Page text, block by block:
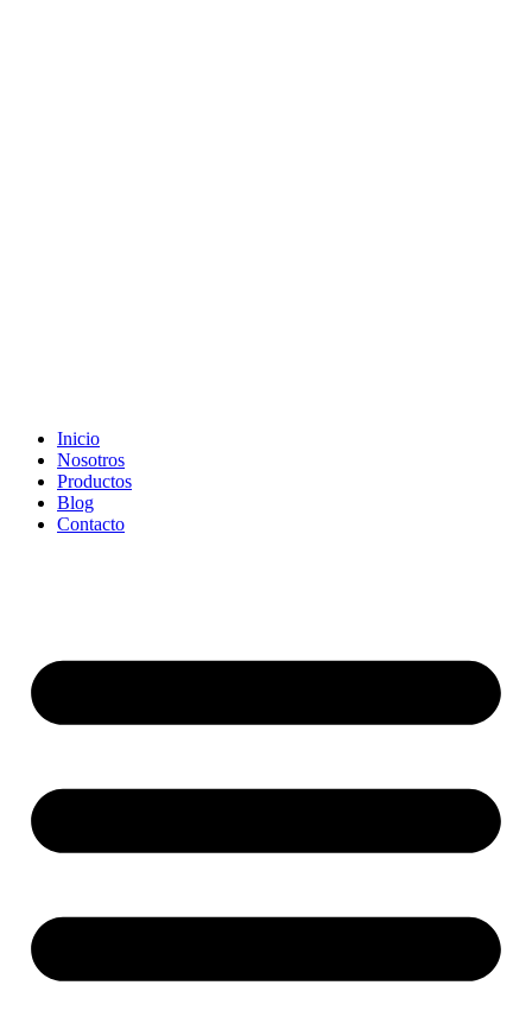
Inicio
Nosotros
Productos
Blog
Contacto